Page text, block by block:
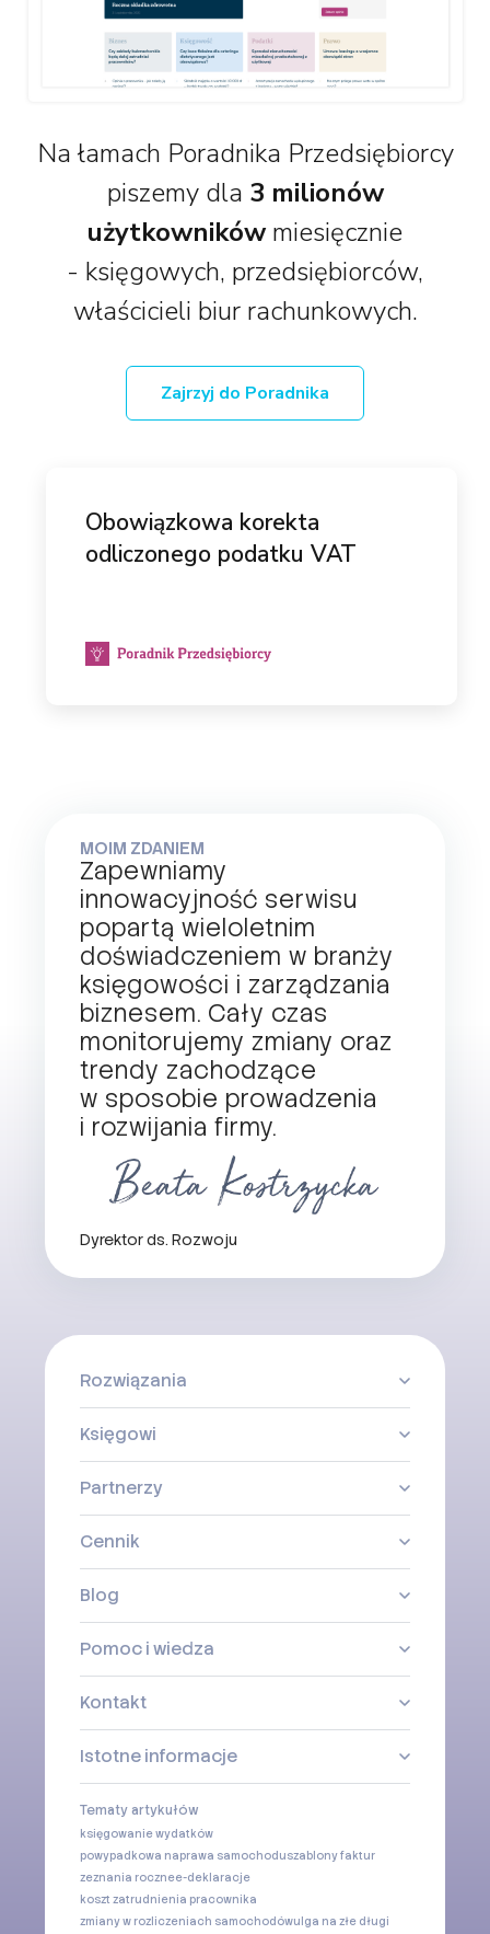
Na łamach Poradnika Przedsiębiorcy
piszemy dla 3 milionów
użytkownikówmiesięcznie
- księgowych, przedsiębiorców,
właścicieli biur rachunkowych.
Zajrzyj do Poradnika
Obowiązkowa korekta
odliczonego podatku VAT
MOIM ZDANIEM
Zapewniamy
innowacyjność serwisu
popartą wieloletnim
doświadczeniem w branży
księgowości i zarządzania
biznesem. Cały czas
monitorujemy zmiany oraz
trendy zachodzące
w sposobie prowadzenia
i rozwijania firmy.
Dyrektor ds. Rozwoju
Rozwiązania
Księgowi
Partnerzy
Cennik
Blog
Pomoc i wiedza
Kontakt
Istotne informacje
Tematy artykułów
księgowanie wydatków
powypadkowa naprawa samochoduszablony faktur
zeznania rocznee-deklaracje
koszt zatrudnienia pracownika
zmiany w rozliczeniach samochodówulga na złe długi